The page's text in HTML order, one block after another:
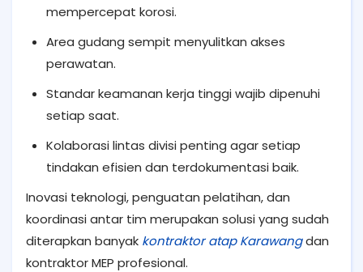
mempercepat korosi.
Area gudang sempit menyulitkan akses
perawatan.
Standar keamanan kerja tinggi wajib dipenuhi
setiap saat.
Kolaborasi lintas divisi penting agar setiap
tindakan efisien dan terdokumentasi baik.
Inovasi teknologi, penguatan pelatihan, dan
koordinasi antar tim merupakan solusi yang sudah
diterapkan banyak kontraktor atap Karawangdan
kontraktor MEP profesional.